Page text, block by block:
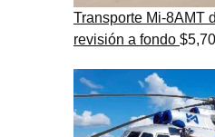
Transporte Mi-8AMT
revisión a fondo $